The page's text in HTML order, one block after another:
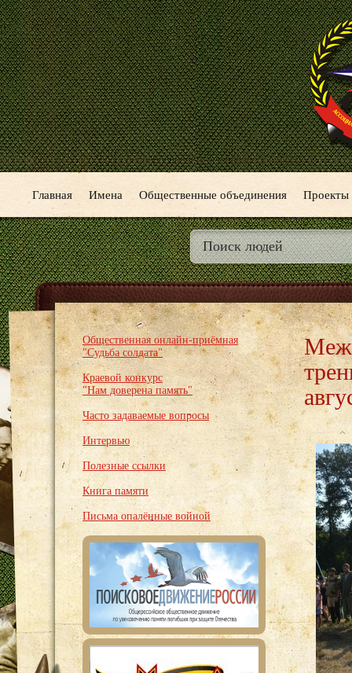
Главная Имена Общественные объединения Проекты
Общественная онлайн-приёмная
"Судьба солдата"
Краевой конкурс
"Нам доверена память"
Часто задаваемые вопросы
Интервью
Полезные ссылки
Книга памяти
Письма опалённые войной